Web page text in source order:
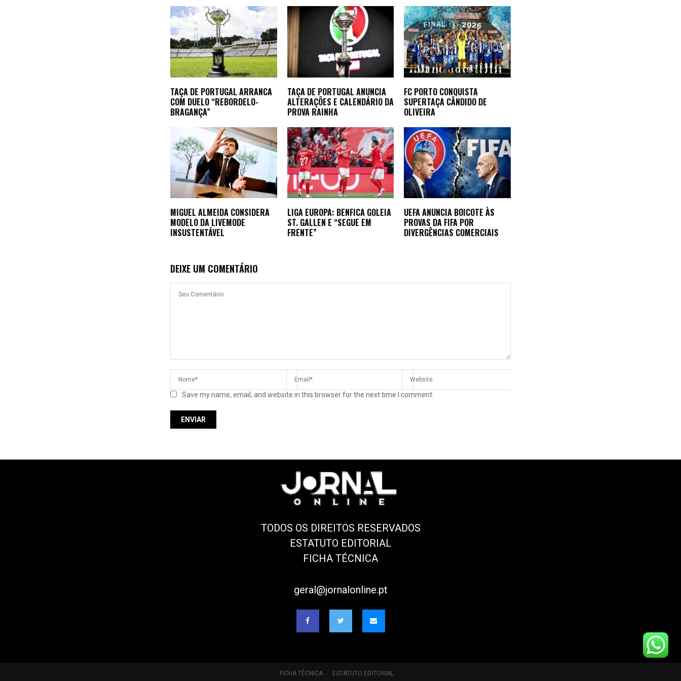
TAÇA DE PORTUGAL ARRANCA
COM DUELO “REBORDELO-
BRAGANÇA”
TAÇA DE PORTUGAL ANUNCIA
ALTERAÇÕES E CALENDÁRIO DA
PROVA RAINHA
FC PORTO CONQUISTA
SUPERTAÇA CÂNDIDO DE
OLIVEIRA
MIGUEL ALMEIDA CONSIDERA
MODELO DA LIVEMODE
INSUSTENTÁVEL
LIGA EUROPA: BENFICA GOLEIA
ST. GALLEN E “SEGUE EM
FRENTE”
UEFA ANUNCIA BOICOTE ÀS
PROVAS DA FIFA POR
DIVERGÊNCIAS COMERCIAIS
DEIXE UM COMENTÁRIO
Save my name, email, and website in this browser for the next time I comment.
TODOS OS DIREITOS RESERVADOS
ESTATUTO EDITORIAL
FICHA TÉCNICA
geral@jornalonline.pt
FICHA TÉCNICA ESTATUTO EDITORIAL